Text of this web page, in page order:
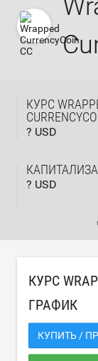
КУРС
? USD
? USD
КУРС
ГРАФИК
КУПИТЬ /